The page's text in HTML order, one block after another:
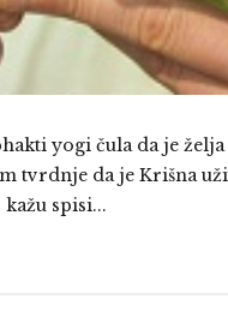
yogi čula da je
tvrdnje da je Krišna
spisi...